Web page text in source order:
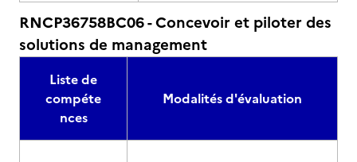
RNCP36758BC06 - Concevoir et piloter des
solutions de management
Liste de
compéte
nces
Modalités d'évaluation